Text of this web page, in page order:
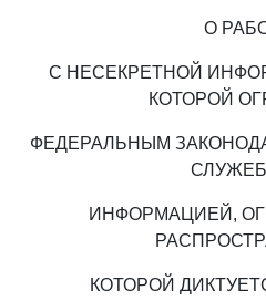
О
С НЕСЕКРЕТНОЙ
КОТОРОЙ
ФЕДЕРАЛЬНЫМ
ИНФОРМАЦИЕЙ,
КОТОРОЙ